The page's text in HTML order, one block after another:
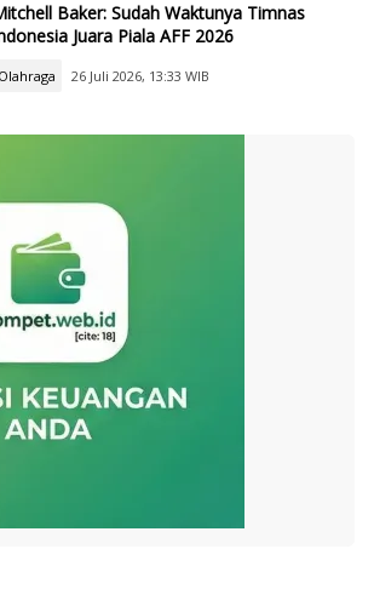
Baker: Sudah Waktunya Timnas
Juara Piala AFF 2026
Olahraga 26 Juli 2026, 13:33 WIB